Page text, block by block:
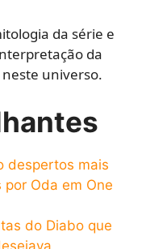
da série e
da
universo.
despertos mais
Oda em One
do Diabo que